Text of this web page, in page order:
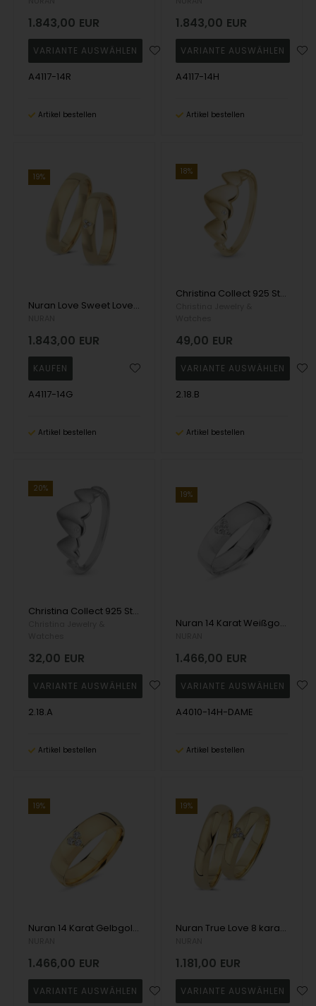
1.843,00 EUR
A4117-14R
Artikel bestellen
1.843,00 EUR
A4117-14H
Artikel bestellen
19%
Nuran Love Sweet Love Gelbgold Trauringe mit 3 Stück Diamanten Wesselton SI
1.843,00 EUR
A4117-14G
Artikel bestellen
18%
Christina Collect 925 Sterlingsilber Hearts For Ever Beautiful vergoldeter Ring mit Herzen und echtem Topas, Modell 2.18.B
49,00 EUR
2.18.B
Artikel bestellen
20%
Christina Collect 925 Sterling Silber Ring Hearts For Ever Beautiful mit Herzen und echtem Topas, Modell 2.18.A
32,00 EUR
2.18.A
Artikel bestellen
19%
Nuran 14 Karat Weißgold Damenring mit 0,06 Karat Diamanten wesselton si
1.466,00 EUR
A4010-14H-DAME
Artikel bestellen
19%
Nuran 14 Karat Gelbgold Damenring mit 0,06 Karat Diamanten wesselton si
1.466,00 EUR
19%
Nuran True Love 8 karat gelbgold Trauringe mit 0.03 ct diamanten wesselton sieb in herz
1.181,00 EUR